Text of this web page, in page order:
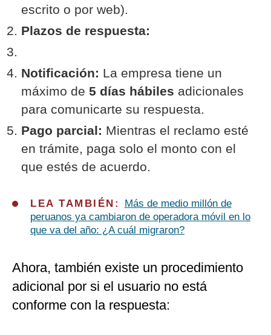
escrito o por web).
Plazos de respuesta:
Notificación: La empresa tiene un
máximo de 5 días hábiles adicionales
para comunicarte su respuesta.
Pago parcial: Mientras el reclamo esté
en trámite, paga solo el monto con el
que estés de acuerdo.
LEA TAMBIÉN:
Más de medio millón de
peruanos ya cambiaron de operadora móvil en lo
que va del año: ¿A cuál migraron?
Ahora, también existe un procedimiento
adicional por si el usuario no está
conforme con la respuesta: